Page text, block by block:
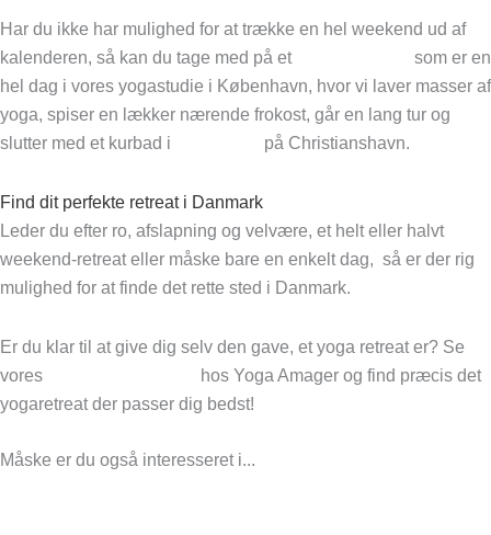
Har du ikke har mulighed for at trække en hel weekend ud af
kalenderen, så kan du tage med på et
som er en
hel dag i vores yogastudie i København, hvor vi laver masser af
yoga, spiser en lækker nærende frokost, går en lang tur og
slutter med et kurbad i
på Christianshavn.
Find dit perfekte retreat i Danmark
Leder du efter ro, afslapning og velvære, et helt eller halvt
weekend-retreat eller måske bare en enkelt dag, så er der rig
mulighed for at finde det rette sted i Danmark.
Er du klar til at give dig selv den gave, et yoga retreat er? Se
vores
hos Yoga Amager og find præcis det
yogaretreat der passer dig bedst!
Måske er du også interesseret i...